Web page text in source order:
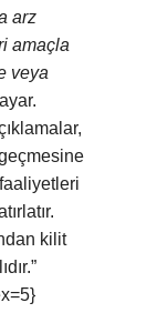
arz
amaçla
veya
kilit